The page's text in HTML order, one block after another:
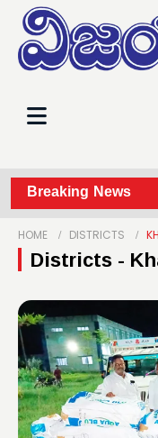
Breaking News
కిడ్నాప్ కేసు
HOME DISTRICTS
Districts -